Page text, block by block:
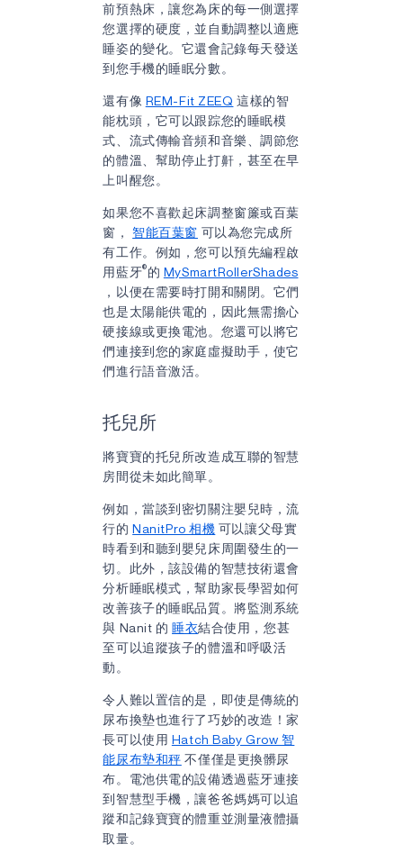
前預熱床，讓您為床的每一側選擇
您選擇的硬度，並自動調整以適應
睡姿的變化。它還會記錄每天發送
到您手機的睡眠分數。
還有像 REM-Fit ZEEQ 這樣的智
能枕頭，它可以跟踪您的睡眠模
式、流式傳輸音頻和音樂、調節您
的體溫、幫助停止打鼾，甚至在早
上叫醒您。
如果您不喜歡起床調整窗簾或百葉
窗，智能百葉窗 可以為您完成所
有工作。例如，您可以預先編程啟
用藍牙®的 MySmartRollerShades
，以便在需要時打開和關閉。它們
也是太陽能供電的，因此無需擔心
硬接線或更換電池。您還可以將它
們連接到您的家庭虛擬助手，使它
們進行語音激活。
托兒所
將寶寶的托兒所改造成互聯的智慧
房間從未如此簡單。
例如，當談到密切關注嬰兒時，流
行的NanitPro 相機 可以讓父母實
時看到和聽到嬰兒床周圍發生的一
切。此外，該設備的智慧技術還會
分析睡眠模式，幫助家長學習如何
改善孩子的睡眠品質。將監測系統
與 Nanit 的睡衣結合使用，您甚
至可以追蹤孩子的體溫和呼吸活
動。
令人難以置信的是，即使是傳統的
尿布換墊也進行了巧妙的改造！家
長可以使用 Hatch Baby Grow 智
能尿布墊和秤 不僅僅是更換髒尿
布。電池供電的設備透過藍牙連接
到智慧型手機，讓爸爸媽媽可以追
蹤和記錄寶寶的體重並測量液體攝
取量。